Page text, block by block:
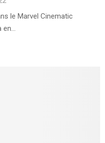
le Marvel Cinematic